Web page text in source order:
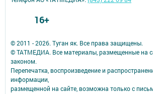
© 2011 - 2026. Туган як. Все права защищены.
© ТАТМЕДИА. Все материалы, размещенные на
законом.
Перепечатка, воспроизведение и
информации,
размещенной на сайте, возможна только с
16+